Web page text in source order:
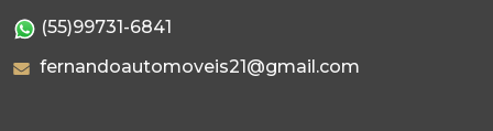
(55)99731-6841
fernandoautomoveis21@gmail.com